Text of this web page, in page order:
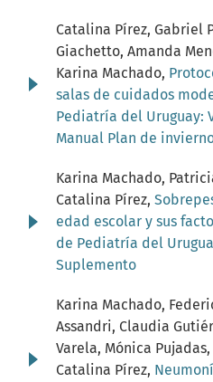
Catalina Pírez, Gabriel
Giachetto, Amanda
Karina Machado,
salas de cuidados
Pediatría del Uruguay:
Manual Plan de
Karina Machado,
Catalina Pírez,
edad escolar y sus
de Pediatría del
Suplemento
Karina Machado,
Assandri, Claudia
Varela, Mónica
Catalina Pírez,